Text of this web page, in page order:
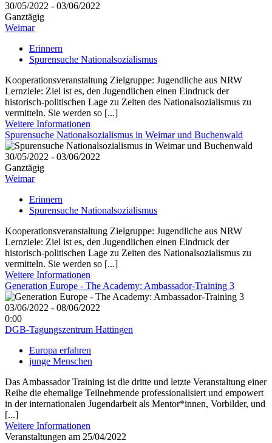
30/05/2022 - 03/06/2022
Ganztägig
Weimar
Erinnern
Spurensuche Nationalsozialismus
Kooperationsveranstaltung Zielgruppe: Jugendliche aus NRW
Lernziele: Ziel ist es, den Jugendlichen einen Eindruck der
historisch-politischen Lage zu Zeiten des Nationalsozialismus zu
vermitteln. Sie werden so [...]
Weitere Informationen
Spurensuche Nationalsozialismus in Weimar und Buchenwald
30/05/2022 - 03/06/2022
Ganztägig
Weimar
Erinnern
Spurensuche Nationalsozialismus
Kooperationsveranstaltung Zielgruppe: Jugendliche aus NRW
Lernziele: Ziel ist es, den Jugendlichen einen Eindruck der
historisch-politischen Lage zu Zeiten des Nationalsozialismus zu
vermitteln. Sie werden so [...]
Weitere Informationen
Generation Europe - The Academy: Ambassador-Training 3
03/06/2022 - 08/06/2022
0:00
DGB-Tagungszentrum Hattingen
Europa erfahren
junge Menschen
Das Ambassador Training ist die dritte und letzte Veranstaltung einer
Reihe die ehemalige Teilnehmende professionalisiert und empowert
in der internationalen Jugendarbeit als Mentor*innen, Vorbilder, und
[...]
Weitere Informationen
Veranstaltungen am 25/04/2022